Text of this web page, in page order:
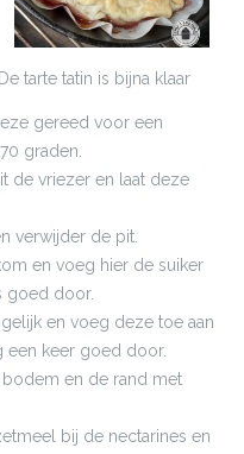
De tarte tatin is bijna klaar
gereed voor een
graden.
de vriezer en laat deze
verwijder de pit.
en voeg hier de suiker
goed door.
en voeg deze toe aan
een keer goed door.
en de rand met
bij de nectarines en